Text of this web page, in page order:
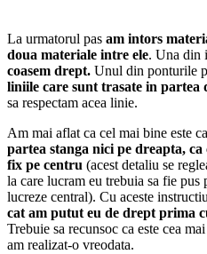
La urmatorul pas am intors
doua materiale intre ele. Una din
coasem drept. Unul din ponturile
liniile care sunt trasate in partea
sa respectam acea linie.
Am mai aflat ca cel mai bine este ca
partea stanga nici pe dreapta, ca
fix pe centru (acest detaliu se
la care lucram eu trebuia sa fie pus
lucreze central). Cu aceste
cat am putut eu de drept prima
Trebuie sa recunsoc ca este cea
am realizat-o vreodata.